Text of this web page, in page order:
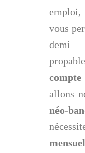
emploi,
vous
compte
allons
néo-
mensuel